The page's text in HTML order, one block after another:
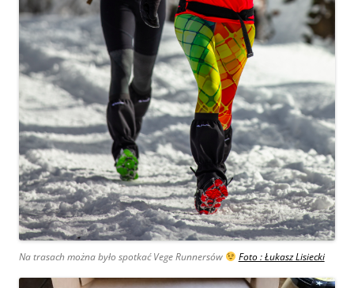
Na trasach można było spotkać Vege Runnersów Foto : Łukasz Lisiecki